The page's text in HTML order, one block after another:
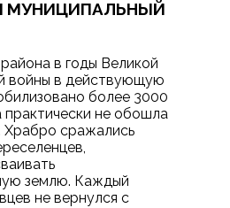
МУНИЦИПАЛЬНЫЙ
в годы Великой
войны в действующую
более 3000
практически не обошла
Храбро сражались
землю. Каждый
не вернулся с